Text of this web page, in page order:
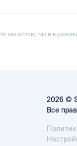
как оптом, так и в
2026 ©
Все